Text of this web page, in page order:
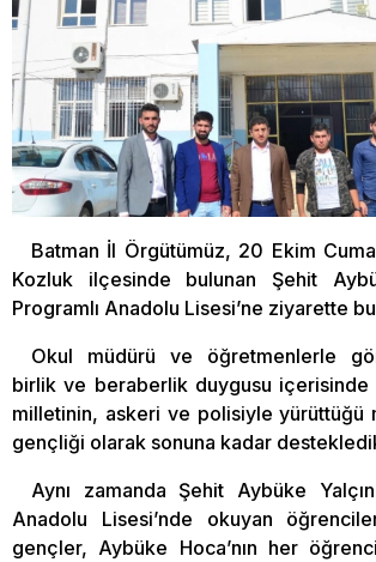
Batman İl Örgütümüz, 20 Ekim Cuma
Kozluk ilçesinde bulunan Şehit
Programlı Anadolu Lisesi’ne ziyarette
Okul müdürü ve öğretmenlerle
birlik ve beraberlik duygusu içerisinde
milletinin, askeri ve polisiyle yürüttüğü
gençliği olarak sonuna kadar
Aynı zamanda Şehit Aybüke
Anadolu Lisesi’nde okuyan
gençler, Aybüke Hoca’nın her